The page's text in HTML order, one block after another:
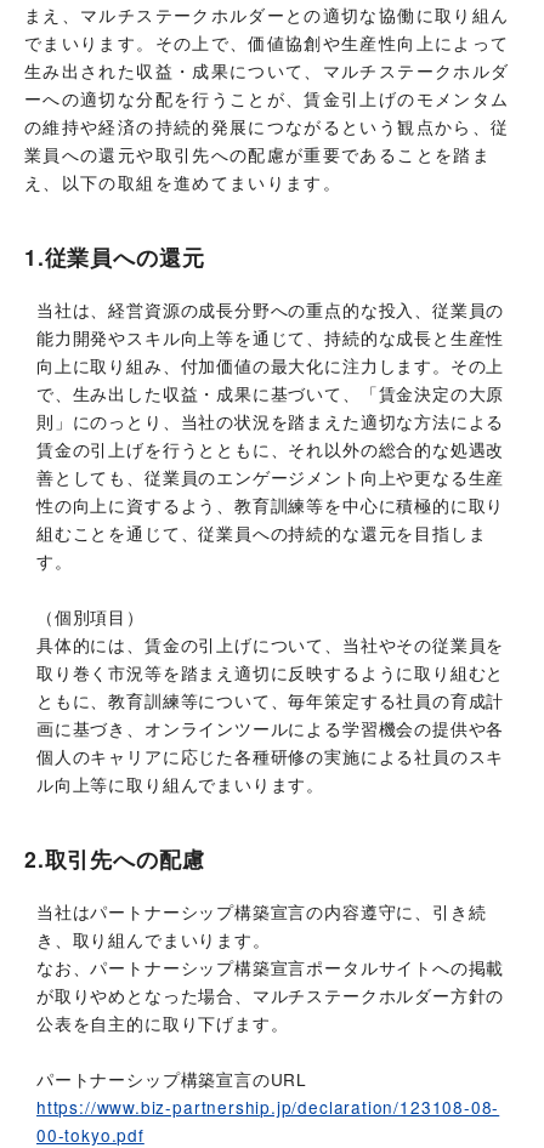
まえ、マルチステークホルダーとの適切な協働に取り組ん
でまいります。その上で、価値協創や生産性向上によって
生み出された収益・成果について、マルチステークホルダ
ーへの適切な分配を行うことが、賃金引上げのモメンタム
の維持や経済の持続的発展につながるという観点から、従
業員への還元や取引先への配慮が重要であることを踏ま
え、以下の取組を進めてまいります。
1.従業員への還元
当社は、経営資源の成長分野への重点的な投入、従業員の
能力開発やスキル向上等を通じて、持続的な成長と生産性
向上に取り組み、付加価値の最大化に注力します。その上
で、生み出した収益・成果に基づいて、「賃金決定の大原
則」にのっとり、当社の状況を踏まえた適切な方法による
賃金の引上げを行うとともに、それ以外の総合的な処遇改
善としても、従業員のエンゲージメント向上や更なる生産
性の向上に資するよう、教育訓練等を中心に積極的に取り
組むことを通じて、従業員への持続的な還元を目指しま
す。
（個別項目）
具体的には、賃金の引上げについて、当社やその従業員を
取り巻く市況等を踏まえ適切に反映するように取り組むと
ともに、教育訓練等について、毎年策定する社員の育成計
画に基づき、オンラインツールによる学習機会の提供や各
個人のキャリアに応じた各種研修の実施による社員のスキ
ル向上等に取り組んでまいります。
2.取引先への配慮
当社はパートナーシップ構築宣言の内容遵守に、引き続
き、取り組んでまいります。
なお、パートナーシップ構築宣言ポータルサイトへの掲載
が取りやめとなった場合、マルチステークホルダー方針の
公表を自主的に取り下げます。
パートナーシップ構築宣言のURL
https://www.biz-partnership.jp/declaration/123108-08-
00-tokyo.pdf